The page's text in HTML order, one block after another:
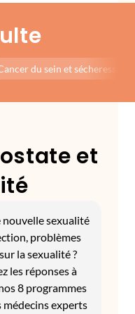
du sein et sécheresse
et
nouvelle sexualité
problèmes
la sexualité ?
les réponses à
8 programmes
experts